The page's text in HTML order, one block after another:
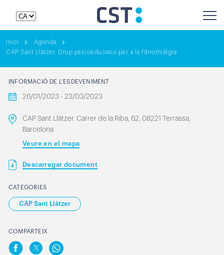
Inici
Agenda
CAP Sant Llàtzer. Grup psicoeducatiu per a la fibromiàlgia
INFORMACIÓ DE L’ESDEVENIMENT
26/01/2023 - 23/03/2023
CAP Sant Llàtzer. Carrer de la Riba, 62, 08221 Terrassa,
Barcelona
Veure en el mapa
Descarregar document
CATEGORIES
CAP Sant Llàtzer
COMPARTEIX